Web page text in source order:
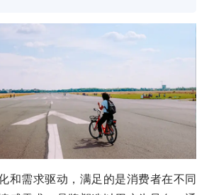
和需求驱动，满足的是消费者在不同